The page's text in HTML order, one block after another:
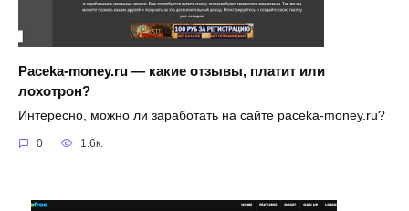
Paceka-money.ru — какие отзывы, платит или
лохотрон?
Интересно, можно ли заработать на сайте paceka-money.ru?
0 1.6к.